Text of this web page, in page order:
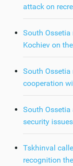
attack on
South
Kochiev on
South
cooperation
South
security issues
Tskhinval
recognition